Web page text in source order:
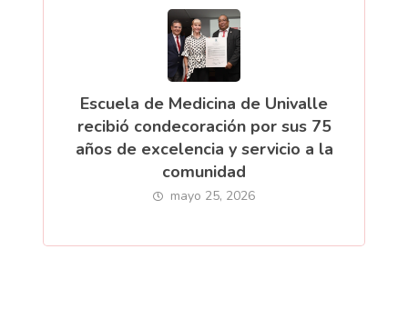
Escuela de Medicina de Univalle
recibió condecoración por sus 75
años de excelencia y servicio a la
comunidad
mayo 25, 2026